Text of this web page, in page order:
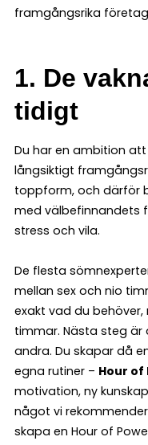
framgångsrika
1. De
tidigt
Du har en ambition
långsiktigt
toppform, och därför
med välbefinnandets
stress och vila.
De flesta
mellan sex och nio
exakt vad du
timmar. Nästa steg
andra. Du skapar då
egna rutiner – Hour of
motivation, ny
något vi
skapa en Hour of